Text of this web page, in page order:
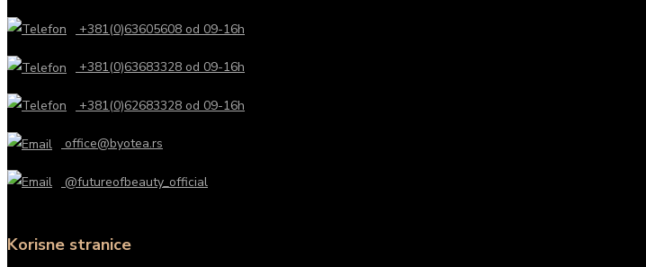
+381(0)63605608 od 09-16h
+381(0)63683328 od 09-16h
+381(0)62683328 od 09-16h
office@byotea.rs
@futureofbeauty_official
Korisne stranice